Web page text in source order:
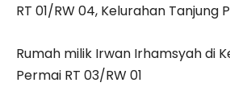
RT 01/RW 04, Kelurahan Tanjung
Rumah milik Irwan Irhamsyah di
Permai RT 03/RW 01